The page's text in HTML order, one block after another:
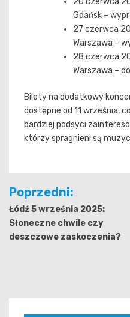
Gdańsk –
27 czerwca
Warszawa –
28 czerwca
Warszawa –
Bilety na dodatkowy
dostępne od 11 września,
bardziej podsyci
którzy spragnieni są
Nawigacja
wpisu
Poprzedni:
Łódź 5 września 2025:
Słoneczne chwile czy
deszczowe zaskoczenia?